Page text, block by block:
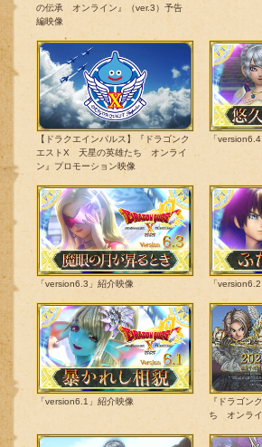
の伝承 オンライン』（ver.3）予告
編映像
【ドラクエインパルス】『ドラゴンク
エストX 天星の英雄たち オンライ
ン』プロモーション映像
「
「version6.3」紹介映像 「
「version6.1」紹介映像
『ドラゴン
ち オンライ